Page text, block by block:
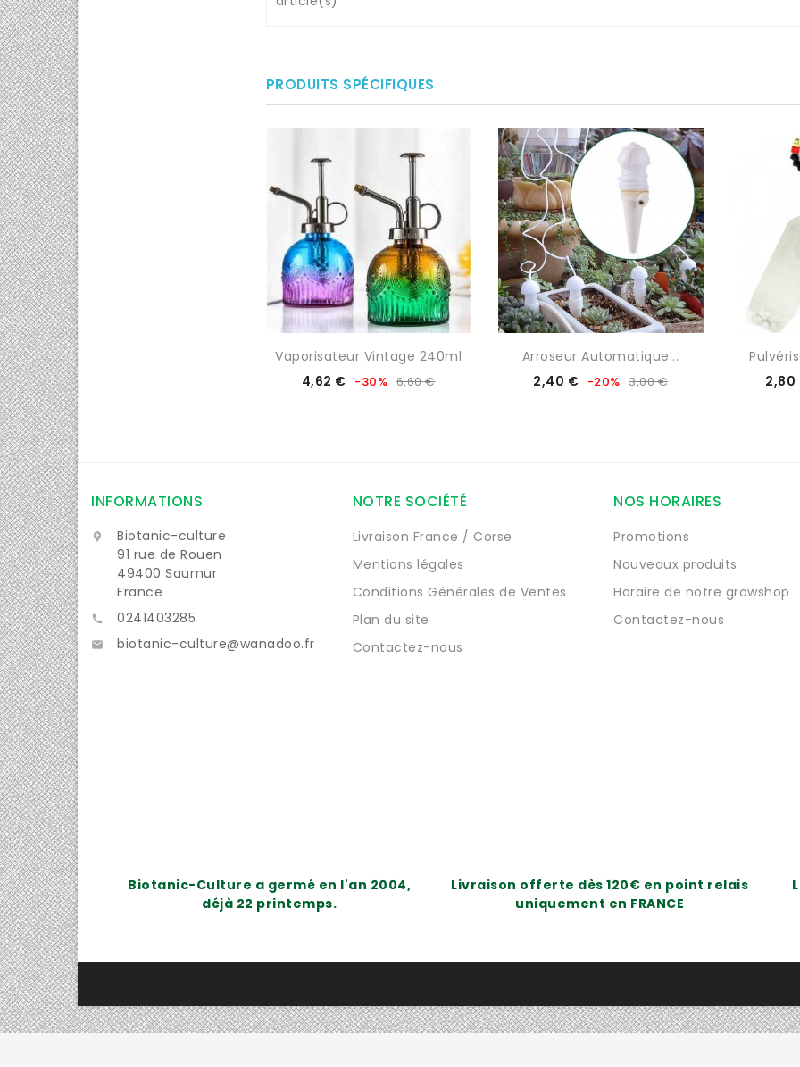
PRODUITS SPÉCIFIQUES
 0/5
Vaporisateur Vintage 240ml
Prix
4,62 € Prix
-30% 6,60 €
 0/5
Arroseur Automatique...
Prix
2,40 € Prix
-20% 3,00 € 2,80
INFORMATIONS

Biotanic-culture
91 rue de Rouen
49400 Saumur
France
 0241403285
 biotanic-culture@wanadoo.fr
NOTRE SOCIÉTÉ
Livraison France / Corse
Mentions légales
Conditions Générales de Ventes
Plan du site
Contactez-nous
NOS HORAIRES
Promotions
Nouveaux produits
Horaire de notre growshop
Contactez-nous
Biotanic-Culture a germé en l'an 2004,
déjà 22 printemps.
Livraison offerte dès 120€ en point relais
uniquement en FRANCE